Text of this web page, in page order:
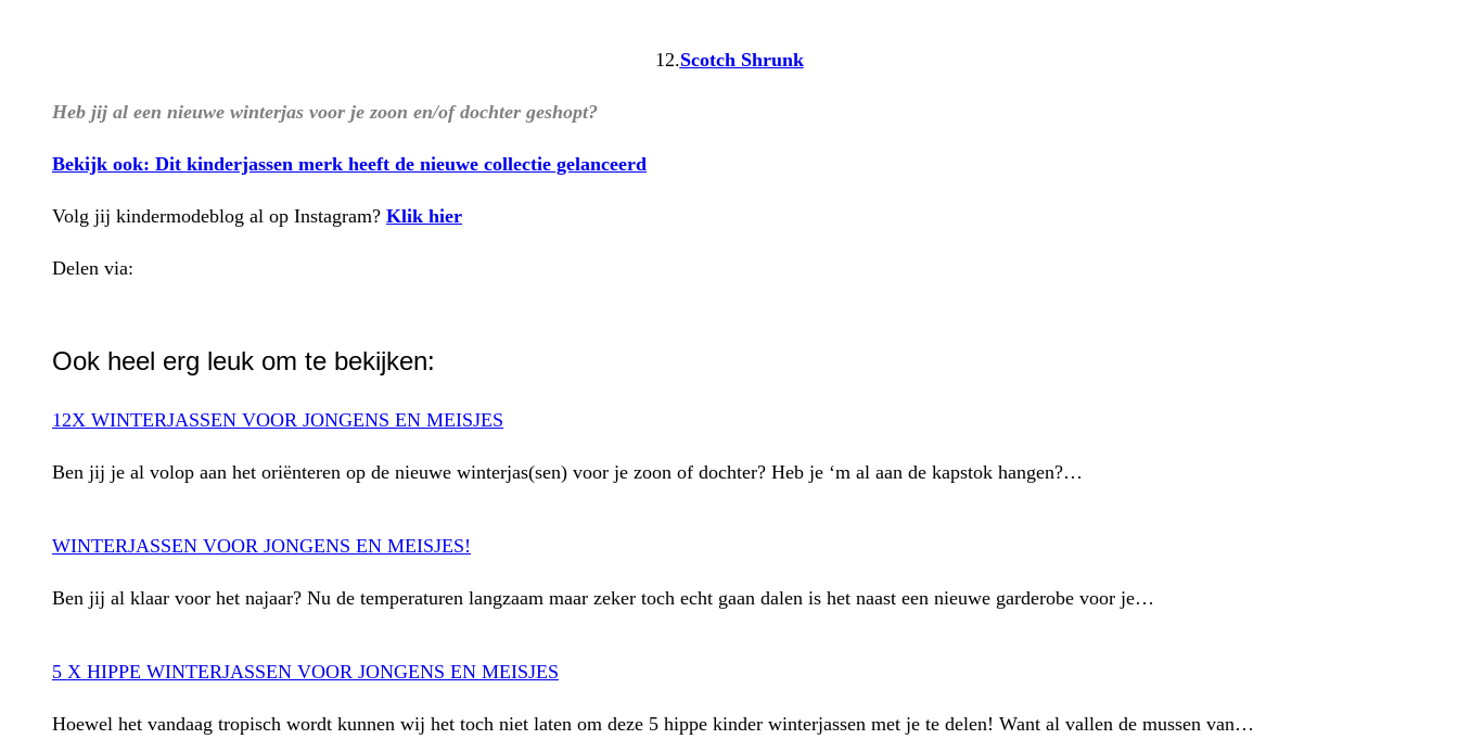
12.Scotch Shrunk
Heb jij al een nieuwe winterjas voor je zoon en/of dochter geshopt?
Bekijk ook: Dit kinderjassen merk heeft de nieuwe collectie gelanceerd
Volg jij kindermodeblog al op Instagram? Klik hier
Delen via:
Ook heel erg leuk om te bekijken:
12X WINTERJASSEN VOOR JONGENS EN MEISJES
Ben jij je al volop aan het oriënteren op de nieuwe winterjas(sen) voor je zoon of dochter? Heb je ‘m al aan de kapstok hangen?…
WINTERJASSEN VOOR JONGENS EN MEISJES!
Ben jij al klaar voor het najaar? Nu de temperaturen langzaam maar zeker toch echt gaan dalen is het naast een nieuwe garderobe voor je…
5 X HIPPE WINTERJASSEN VOOR JONGENS EN MEISJES
Hoewel het vandaag tropisch wordt kunnen wij het toch niet laten om deze 5 hippe kinder winterjassen met je te delen! Want al vallen de mussen van…